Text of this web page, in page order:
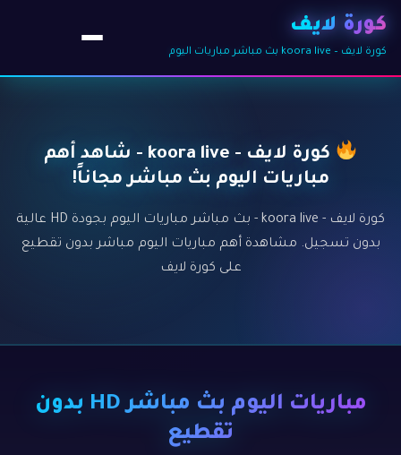
كورة لايف
كورة لايف – koora live بث مباشر مباريات اليوم
كورة لايف - koora live - شاهد أهم
مباريات اليوم بث مباشر مجاناً!
كورة لايف - koora live - بث مباشر مباريات اليوم بجودة HD عالية
بدون تسجيل. مشاهدة أهم مباريات اليوم مباشر بدون تقطيع
على كورة لايف
مباريات اليوم بث مباشر HD بدون
تقطيع